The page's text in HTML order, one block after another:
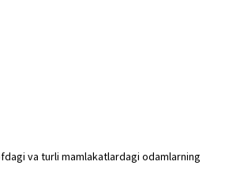
va turli mamlakatlardagi odamlarning